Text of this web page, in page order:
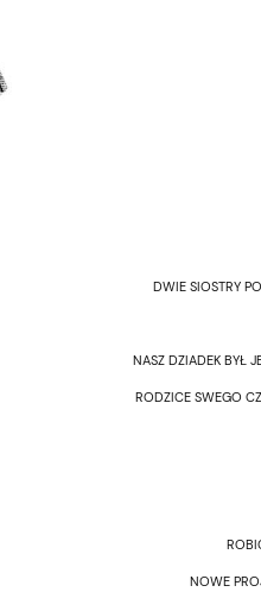
DWIE SIOSTRY
NASZ DZIADEK BYŁ
RODZICE SWEGO
NOWE